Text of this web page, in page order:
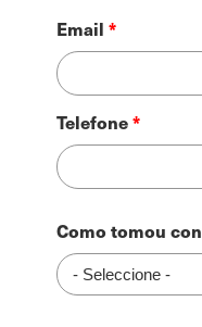
Contato
Email
Telefone
Como tomou